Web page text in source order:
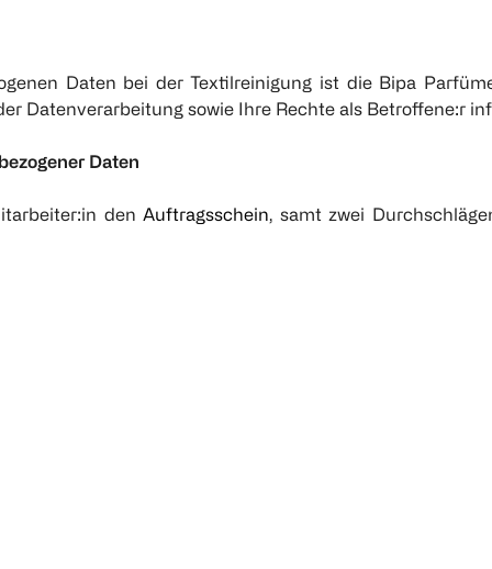
Daten bei der Textilreinigung ist die Bipa
Datenverarbeitung sowie Ihre Rechte als Betroffene:r
Daten
denAuftragsschein, samt zwei